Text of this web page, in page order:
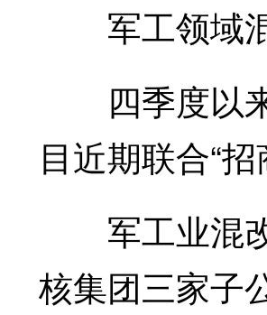
军工领域
四季度以来
目近期联合“
军工业混改
核集团三家子